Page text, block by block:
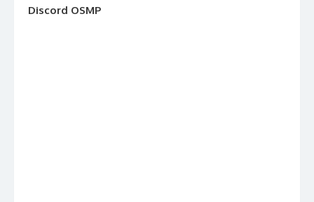
Discord OSMP